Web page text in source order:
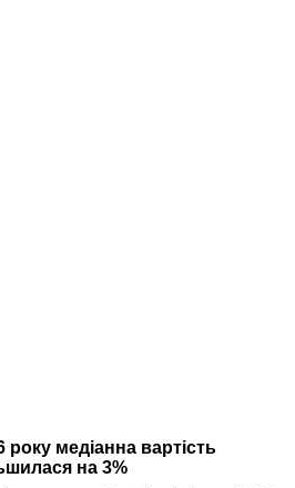
року медіанна вартість
на 3%